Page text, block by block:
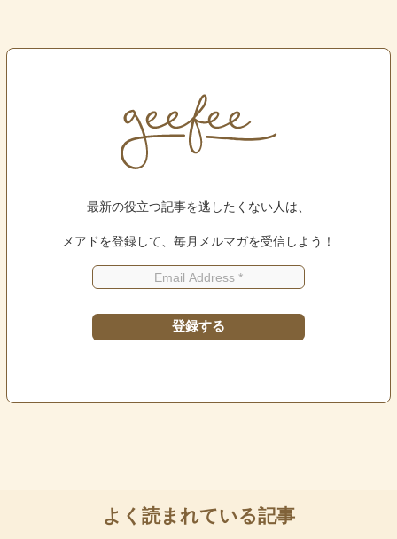
最新の役立つ記事を逃したくない人は、
メアドを登録して、毎月メルマガを受信しよう！
よく読まれている記事